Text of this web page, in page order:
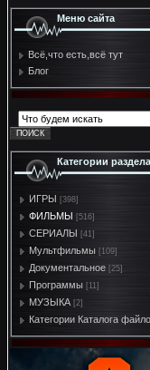
Меню сайта
Всё,что есть,всё тут
Блог
Категории раздела
ИГРЫ [398]
ФИЛЬМЫ [516]
СЕРИАЛЫ [41]
Мультфильмы [109]
Документальное [25]
Программы [11]
МУЗЫКА [2]
Категории Каталога